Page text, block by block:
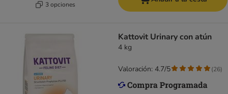
3 opciones
Kattovit Urinary con atún
4 kg
Valoración: 4.7/5 (26)